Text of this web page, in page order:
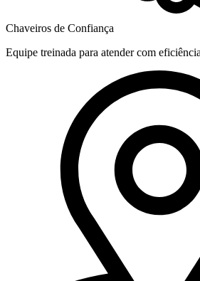
Chaveiros de Confiança
Equipe treinada para atender com